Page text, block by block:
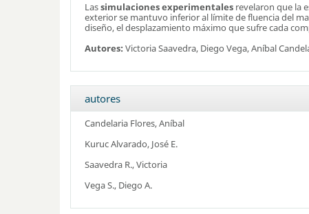
Lassimulaciones experimentales revelaron que la
exterior se mantuvo inferior al límite de fluencia del
diseño, el desplazamiento máximo que sufre cada
Autores: Victoria Saavedra, Diego Vega, Aníbal
autores
Candelaria Flores, Aníbal
Kuruc Alvarado, José E.
Saavedra R., Victoria
Vega S., Diego A.